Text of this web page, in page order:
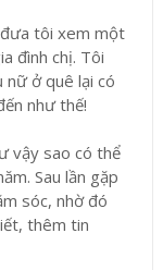
tôi xem một
đình chị. Tôi
nữ ở quê lại có
như thế!
vậy sao có thể
Sau lần gặp
sóc, nhờ đó
thêm tin